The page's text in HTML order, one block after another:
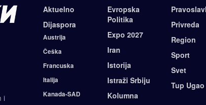
i
Aktuelno
Dijaspora
Austrija
Češka
Francuska
Italija
Kanada-SAD
Evropska
Politika
Expo 2027
Iran
Istorija
Istraži Srbiju
Kolumna
Privreda
Region
Sport
Svet
Tup Ugao